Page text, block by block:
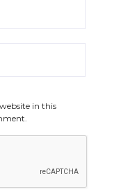
in this